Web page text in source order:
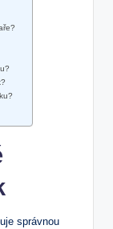
správnou